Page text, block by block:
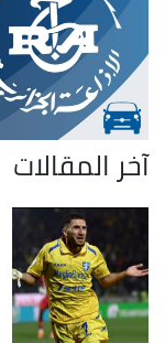
آخر المقالات